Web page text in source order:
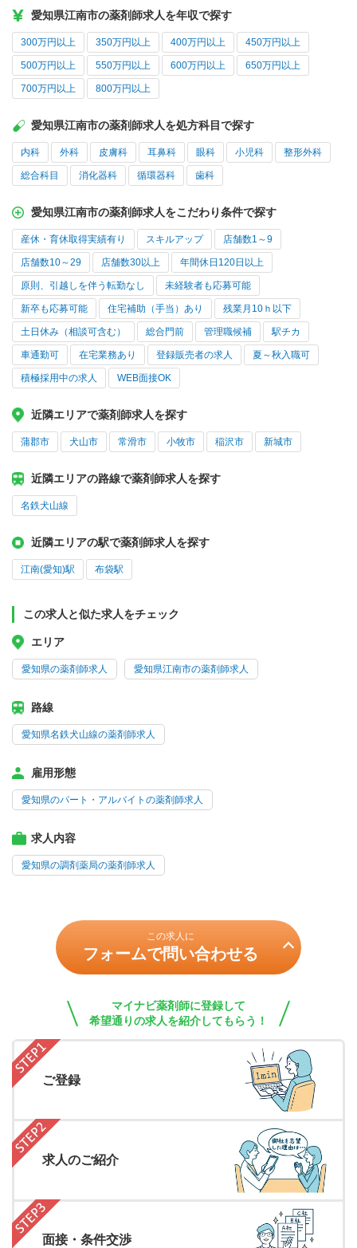
愛知県江南市の薬剤師求人を年収で探す
300万円以上 350万円以上 400万円以上 450万円以上
500万円以上 550万円以上 600万円以上 650万円以上
700万円以上 800万円以上
愛知県江南市の薬剤師求人を処方科目で探す
内科 外科 皮膚科 耳鼻科 眼科 小児科 整形外科
総合科目 消化器科 循環器科 歯科
愛知県江南市の薬剤師求人をこだわり条件で探す
産休・育休取得実績有り スキルアップ 店舗数1～9
店舗数10～29 店舗数30以上 年間休日120日以上
原則、引越しを伴う転勤なし 未経験者も応募可能
新卒も応募可能 住宅補助（手当）あり 残業月10ｈ以下
土日休み（相談可含む） 総合門前 管理職候補 駅チカ
車通勤可 在宅業務あり 登録販売者の求人 夏～秋入職可
積極採用中の求人 WEB面接OK
近隣エリアで薬剤師求人を探す
蒲郡市 犬山市 常滑市 小牧市 稲沢市 新城市
近隣エリアの路線で薬剤師求人を探す
名鉄犬山線
近隣エリアの駅で薬剤師求人を探す
江南(愛知)駅 布袋駅
この求人と似た求人をチェック
エリア
愛知県の薬剤師求人 愛知県江南市の薬剤師求人
路線
愛知県名鉄犬山線の薬剤師求人
雇用形態
愛知県のパート・アルバイトの薬剤師求人
求人内容
愛知県の調剤薬局の薬剤師求人
この求人に
フォームで問い合わせる
マイナビ薬剤師に登録して
希望通りの求人を紹介してもらう！
ご登録
求人のご紹介
面接・条件交渉